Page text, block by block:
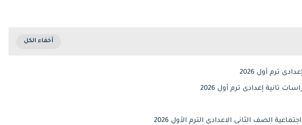
ترم أول 2026
تانية إعدادى ترم أول 2026
الصف الثانى الاعدادى الترم الأول 2026